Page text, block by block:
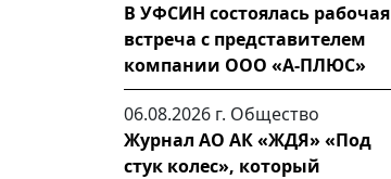
В УФСИН состоялась рабочая
встреча с представителем
компании ООО «А-ПЛЮС»
06.08.2026 г. Общество
Журнал АО АК «ЖДЯ» «Под
стук колес», который